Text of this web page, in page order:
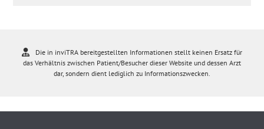
Die in inviTRA bereitgestellten Informationen stellt keinen Ersatz für
das Verhältnis zwischen Patient/Besucher dieser Website und dessen Arzt
dar, sondern dient lediglich zu Informationszwecken.